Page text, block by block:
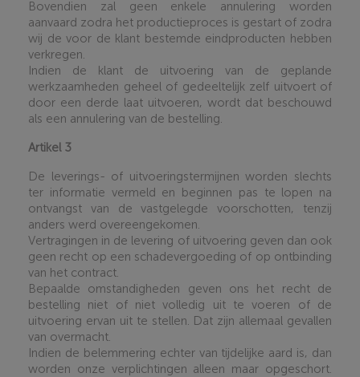
Bovendien zal geen enkele annulering worden
aanvaard zodra het productieproces is gestart of zodra
wij de voor de klant bestemde eindproducten hebben
verkregen.
Indien de klant de uitvoering van de geplande
werkzaamheden geheel of gedeeltelijk zelf uitvoert of
door een derde laat uitvoeren, wordt dat beschouwd
als een annulering van de bestelling.
Artikel 3
De leverings- of uitvoeringstermijnen worden slechts
ter informatie vermeld en beginnen pas te lopen na
ontvangst van de vastgelegde voorschotten, tenzij
anders werd overeengekomen.
Vertragingen in de levering of uitvoering geven dan ook
geen recht op een schadevergoeding of op ontbinding
van het contract.
Bepaalde omstandigheden geven ons het recht de
bestelling niet of niet volledig uit te voeren of de
uitvoering ervan uit te stellen. Dat zijn allemaal gevallen
van overmacht.
Indien de belemmering echter van tijdelijke aard is, dan
worden onze verplichtingen alleen maar opgeschort.